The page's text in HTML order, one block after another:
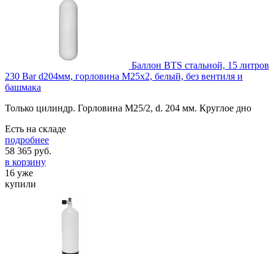
Баллон BTS стальной, 15 литров
230 Bar d204мм, горловина М25х2, белый, без вентиля и
башмака
Только цилиндр. Горловина М25/2, d. 204 мм. Круглое дно
Есть на складе
подробнее
58 365 руб.
в корзину
16 уже
купили